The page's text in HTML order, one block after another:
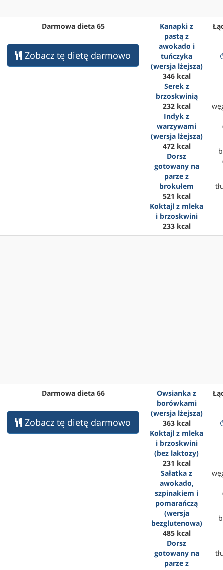
Darmowa dieta 65
Zobacz tę dietę darmowo
Kanapki z
pastą z
awokado i
tuńczyka
(wersja lżejsza)
346 kcal
Serek z
brzoskwinią
232 kcal
Indyk z
warzywami
(wersja lżejsza)
472 kcal
Dorsz
gotowany na
parze z
brokułem
521 kcal
Koktajl z mleka
i brzoskwini
233 kcal
Darmowa dieta 66
Zobacz tę dietę darmowo
Owsianka z
borówkami
(wersja lżejsza)
363 kcal
Koktajl z mleka
i brzoskwini
(bez laktozy)
231 kcal
Sałatka z
awokado,
szpinakiem i
pomarańczą
(wersja
bezglutenowa)
485 kcal
Dorsz
gotowany na
parze z